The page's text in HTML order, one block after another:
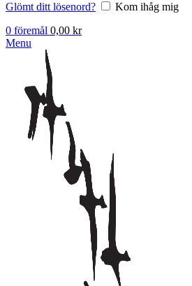
Glömt ditt lösenord?
Kom ihåg mig
0 föremål 0,00 kr
Menu